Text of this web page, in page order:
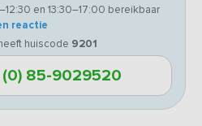
en 13:30–17:00 bereikbaar
reactie
huiscode 9201
(0) 85-9029520